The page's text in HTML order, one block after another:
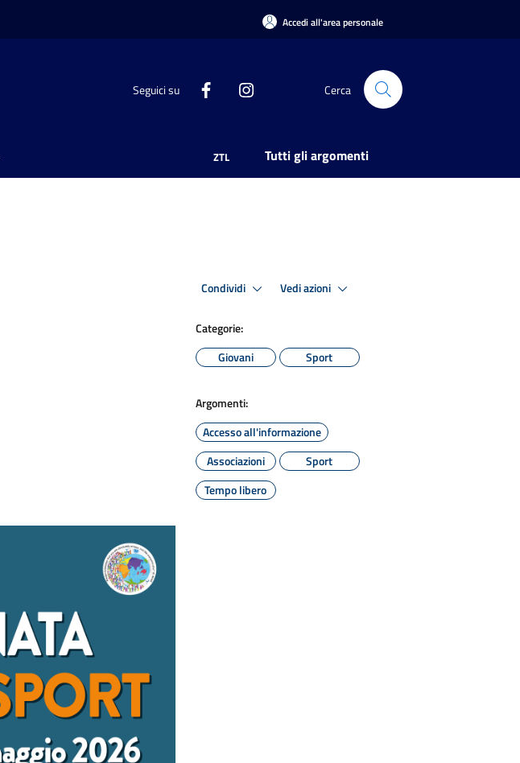
Accedi all'area personale
Seguici su Cerca
ZTL Tutti gli argomenti
Condividi Vedi azioni
Categorie:
Giovani
Sport
Argomenti:
Accesso all'informazione
Associazioni
Sport
Tempo libero